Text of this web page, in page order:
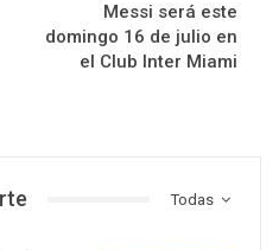
Messi será este
domingo 16 de julio en
el Club Inter Miami
Todas